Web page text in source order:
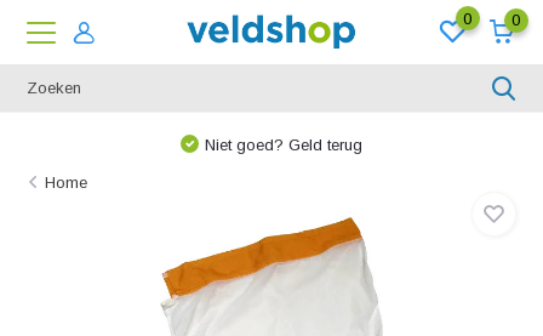
0 0
Niet goed? Geld terug
Home